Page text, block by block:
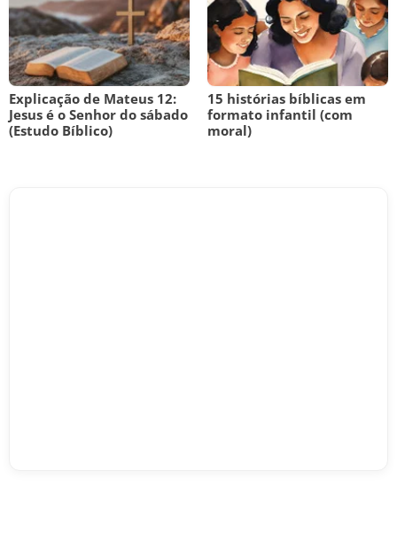
Explicação de Mateus 12:
Jesus é o Senhor do sábado
(Estudo Bíblico)
15 histórias bíblicas em
formato infantil (com
moral)